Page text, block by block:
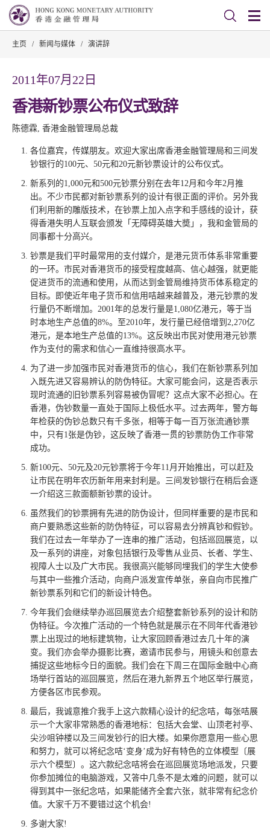
主页 / 新闻与媒体 / 演讲辞
2011年07月22日
香港新钞票公布仪式致辞
陈德霖, 香港金融管理局总裁
各位嘉宾，传媒朋友。欢迎大家出席香港金融管理局和三间发
钞银行的100元、50元和20元新钞票设计的公布仪式。
新系列的1,000元和500元钞票分别在去年12月和今年2月推
出。不少市民都对新钞票系列的设计有很正面的评价。另外我
们利用新的雕版技术，在钞票上加入点字和手感线的设计，获
得香港失明人互联会颁发「无障碍英雄大奬」，我和金管局的
同事都十分高兴。
钞票是我们平时最常用的支付媒介，是港元货币体系非常重要
的一环。市民对香港货币的接受程度越高、信心越强，就更能
促进货币的流通和使用，从而达到金管局维持货币体系稳定的
目标。即使近年电子货币和信用咭越来越普及，港元钞票的发
行量仍不断增加。2001年的总发行量是1,080亿港元，等于当
时本地生产总值的8%。至2010年，发行量已经倍增到2,270亿
港元，是本地生产总值的13%。这反映出市民对使用港元钞票
作为支付的需求和信心一直维持很高水平。
为了进一步加强市民对香港货币的信心，我们在新钞票系列加
入既先进又容易辨认的防伪特征。大家可能会问，这是否表示
现时流通的旧钞票系列容易被伪冒呢？这点大家不必担心。在
香港，伪钞数量一直处于国际上极低水平。过去两年，警方每
年检获的伪钞总数只有千多张，相等于每一百万张流通钞票
中，只有1张是伪钞，这反映了香港一贯的钞票防伪工作非常
成功。
新100元、50元及20元钞票将于今年11月开始推出，可以赶及
让市民在明年农历新年用来封利是。三间发钞银行在稍后会逐
一介绍这三款面额新钞票的设计。
虽然我们的钞票拥有先进的防伪设计，但同样重要的是市民和
商户要熟悉这些新的防伪特征，可以容易去分辨真钞和假钞。
我们在过去一年举办了一连串的推广活动，包括巡回展览，以
及一系列的讲座，对象包括银行及零售从业员、长者、学生、
视障人士以及广大市民。我很高兴能够同埋我们的学生大使参
与其中一些推介活动，向商户派发宣传单张，亲自向市民推广
新钞票系列和它们的新设计特色。
今年我们会继续举办巡回展览去介绍整套新钞系列的设计和防
伪特征。今次推广活动的一个特色就是展示在不同年代香港钞
票上出现过的地标建筑物，让大家回顾香港过去几十年的演
变。我们亦会举办摄影比赛，邀请市民参与，用镜头和创意去
捕捉这些地标今日的面貌。我们会在下周三在国际金融中心商
场举行首站的巡回展览，然后在港九新界五个地区举行展览，
方便各区市民参观。
最后，我诚意推介我手上这六款精心设计的纪念咭，每张咭展
示一个大家非常熟悉的香港地标：包括大会堂、山顶老衬亭、
尖沙咀钟楼以及三间发钞行的旧大楼。如果你愿意用一些心思
和努力，就可以将纪念咭‘变身’成为好有特色的立体模型〔展
示六个模型〕。这六款纪念咭将会在巡回展览场地派发，只要
你参加摊位的电脑游戏，又答中几条不是太难的问题，就可以
得到其中一张纪念咭，如果能储齐全套六张，就非常有纪念价
值。大家千万不要错过这个机会!
多谢大家!